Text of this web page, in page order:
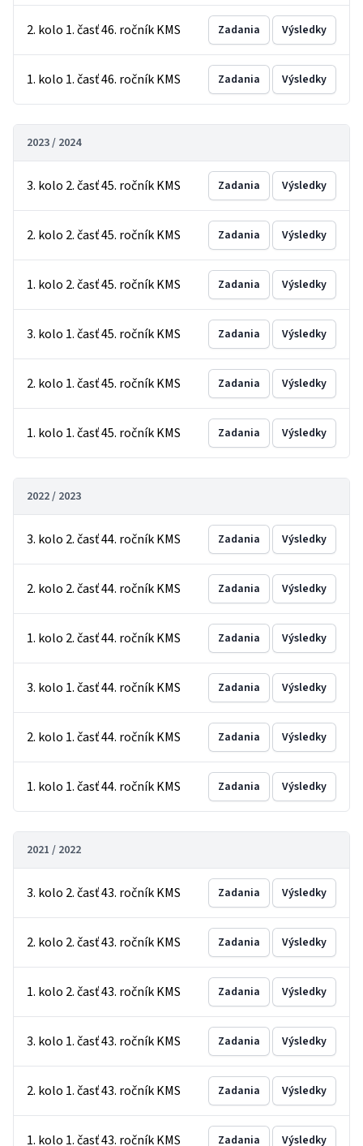
2. kolo 1. časť 46. ročník KMS Zadania Výsledky
1. kolo 1. časť 46. ročník KMS Zadania Výsledky
2023 / 2024
3. kolo 2. časť 45. ročník KMS Zadania Výsledky
2. kolo 2. časť 45. ročník KMS Zadania Výsledky
1. kolo 2. časť 45. ročník KMS Zadania Výsledky
3. kolo 1. časť 45. ročník KMS Zadania Výsledky
2. kolo 1. časť 45. ročník KMS Zadania Výsledky
1. kolo 1. časť 45. ročník KMS Zadania Výsledky
2022 / 2023
3. kolo 2. časť 44. ročník KMS Zadania Výsledky
2. kolo 2. časť 44. ročník KMS Zadania Výsledky
1. kolo 2. časť 44. ročník KMS Zadania Výsledky
3. kolo 1. časť 44. ročník KMS Zadania Výsledky
2. kolo 1. časť 44. ročník KMS Zadania Výsledky
1. kolo 1. časť 44. ročník KMS Zadania Výsledky
2021 / 2022
3. kolo 2. časť 43. ročník KMS Zadania Výsledky
2. kolo 2. časť 43. ročník KMS Zadania Výsledky
1. kolo 2. časť 43. ročník KMS Zadania Výsledky
3. kolo 1. časť 43. ročník KMS Zadania Výsledky
2. kolo 1. časť 43. ročník KMS Zadania Výsledky
1. kolo 1. časť 43. ročník KMS Zadania Výsledky